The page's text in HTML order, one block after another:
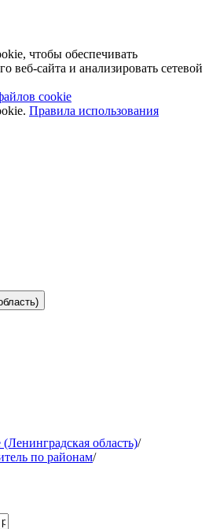
чтобы обеспечивать
веб-сайта и анализировать сетевой
cookie
Правила использования
область)/
по районам/